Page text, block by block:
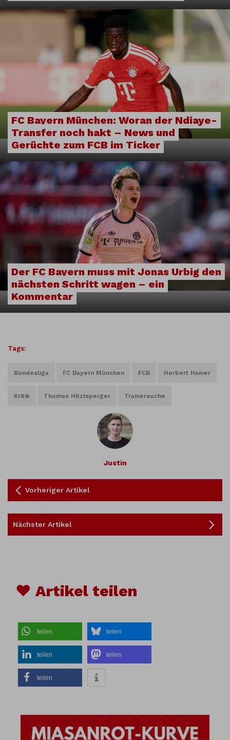
FC Bayern München: Woran der Ndiaye-
Transfer noch hakt – News und
Gerüchte zum FCB im Ticker
Der FC Bayern muss mit Jonas Urbig den
nächsten Schritt wagen – ein
Kommentar
Tags:
Bundesliga FC Bayern München FCB Herbert Hainer
Kritik Thomas Hitzlsperger Trainersuche
Justin
Vorheriger Artikel
Nächster Artikel
♥ Artikel teilen
teilen teilen
teilen teilen
teilen